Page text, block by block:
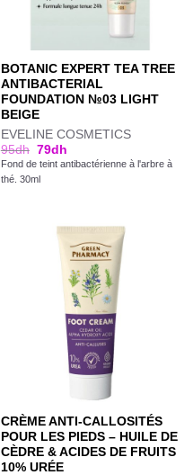
BOTANIC EXPERT TEA TREE
ANTIBACTERIAL
FOUNDATION №03 LIGHT
BEIGE
EVELINE COSMETICS
95dh 79dh
Fond de teint antibactérienne à l'arbre à
thé. 30ml
CRÈME ANTI-CALLOSITÉS
POUR LES PIEDS – HUILE DE
CÈDRE & ACIDES DE FRUITS
10% URÉE